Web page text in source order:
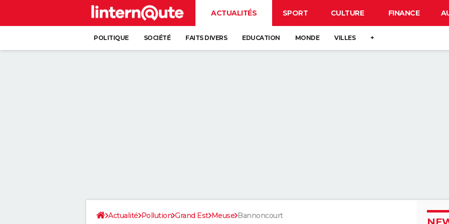
ACTUALITÉS SPORT CULTURE FINANCE
POLITIQUE SOCIÉTÉ FAITS DIVERS EDUCATION MONDE VILLES +
Actualité Pollution Grand Est Meuse Bannoncourt